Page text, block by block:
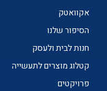
אקוואטק
הסיפור שלנו
חנות לבית ולעסק
קטלוג מוצרים לתעשייה
פרויקטים